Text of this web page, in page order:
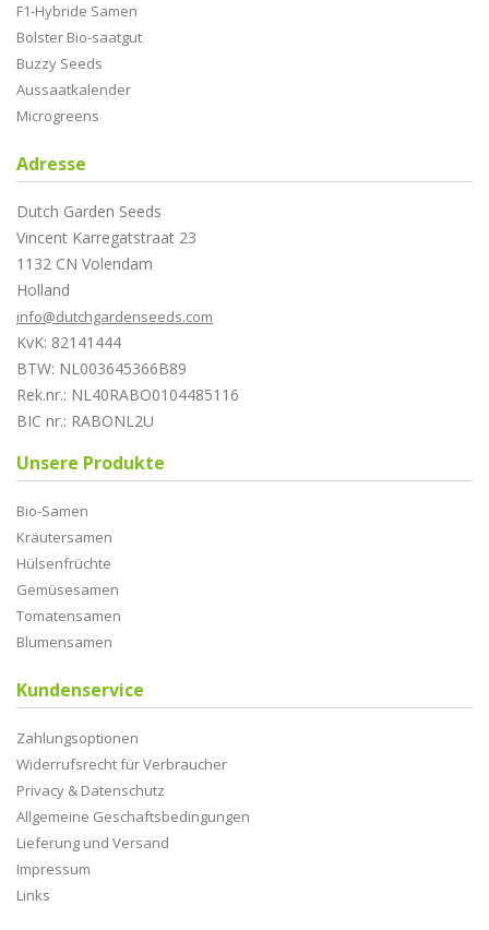
F1-Hybride Samen
Bolster Bio-saatgut
Buzzy Seeds
Aussaatkalender
Microgreens
Adresse
Dutch Garden Seeds
Vincent Karregatstraat 23
1132 CN Volendam
Holland
info@dutchgardenseeds.com
KvK: 82141444
BTW: NL003645366B89
Rek.nr.: NL40RABO0104485116
BIC nr.: RABONL2U
Unsere Produkte
Bio-Samen
Kräutersamen
Hülsenfrüchte
Gemüsesamen
Tomatensamen
Blumensamen
Kundenservice
Zahlungsoptionen
Widerrufsrecht für Verbraucher
Privacy & Datenschutz
Allgemeine Geschaftsbedingungen
Lieferung und Versand
Impressum
Links